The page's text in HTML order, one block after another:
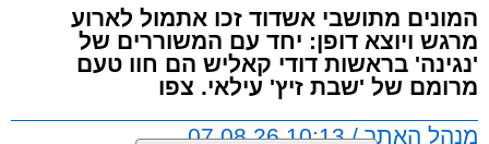
המונים מתושבי אשדוד זכו אתמול לארוע
מרגש ויוצא דופן: יחד עם המשוררים של
'נגינה' בראשות דודי קאליש הם חוו טעם
מרומם של 'שבת זיץ' עילאי. צפו
מנהל האתר / 10:13 07.08.26